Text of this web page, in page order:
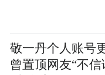
当然，隐忧依
车万元成本压力
敬一丹个人账号
曾置顶网友“不